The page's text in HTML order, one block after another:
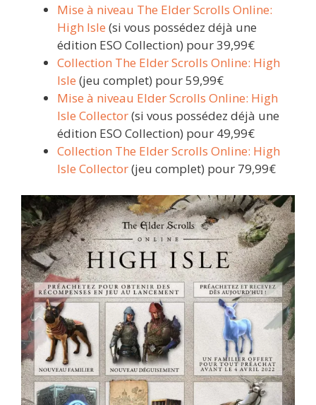
Mise à niveau The Elder Scrolls Online:
High Isle (si vous possédez déjà une
édition ESO Collection) pour 39,99€
Collection The Elder Scrolls Online: High
Isle (jeu complet) pour 59,99€
Mise à niveau Elder Scrolls Online: High
Isle Collector(si vous possédez déjà une
édition ESO Collection) pour 49,99€
Collection The Elder Scrolls Online: High
Isle Collector(jeu complet) pour 79,99€